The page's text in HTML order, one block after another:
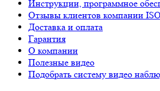
Инструкции, программное
Отзывы клиентов компании
Доставка и оплата
Гарантия
О компании
Полезные видео
Подобрать систему видео